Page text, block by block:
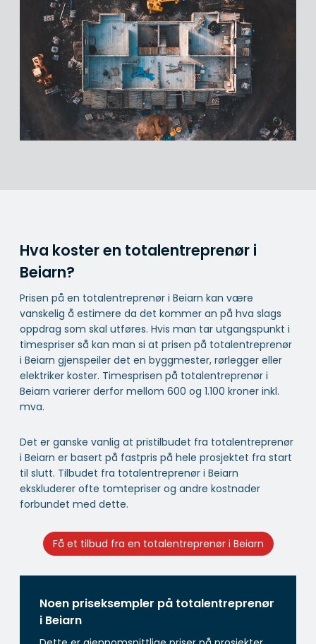
Hva koster en totalentreprenør i
Beiarn?
Prisen på en totalentreprenør i Beiarn kan være
vanskelig å estimere da det kommer an på hva slags
oppdrag som skal utføres. Hvis man tar utgangspunkt i
timespriser så kan man si at prisen på totalentreprenør
i Beiarn gjenspeiler det en byggmester, rørlegger eller
elektriker koster. Timesprisen på totalentreprenør i
Beiarn varierer derfor mellom 600 og 1.100 kroner inkl.
mva.
Det er ganske vanlig at pristilbudet fra totalentreprenør
i Beiarn er basert på fastpris på hele prosjektet fra start
til slutt. Tilbudet fra totalentreprenør i Beiarn
ekskluderer ofte tomtepriser og andre kostnader
forbundet med dette.
Få et tilbud fra en totalentreprenør i Beiarn
Noen priseksempler på totalentreprenør
i Beiarn